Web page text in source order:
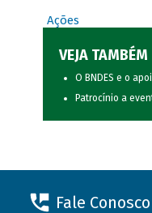
Ações
VEJA TAMBÉM
O BNDES e o
Patrocínio a
Fale Conosco